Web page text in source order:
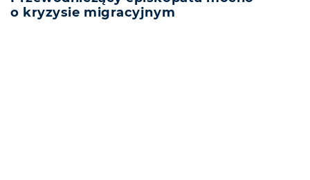
o kryzysie migracyjnym